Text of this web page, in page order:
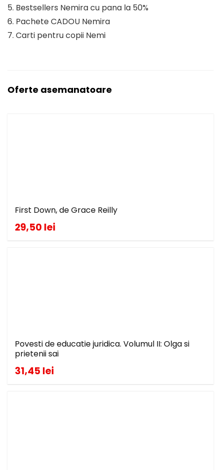
5. Bestsellers Nemira cu pana la 50%
6. Pachete CADOU Nemira
7. Carti pentru copii Nemi
Oferte asemanatoare
First Down, de Grace Reilly
29,50 lei
Povesti de educatie juridica. Volumul II: Olga si
prietenii sai
31,45 lei